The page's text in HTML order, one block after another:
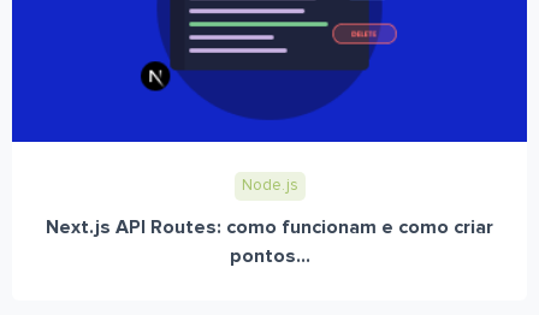
Node.js
Next.js API Routes: como funcionam e como criar
pontos...